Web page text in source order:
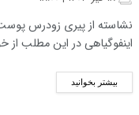
نشاسته از پیری زودرس
اینفوگیاهی در این مطلب
بیشتر بخوانید